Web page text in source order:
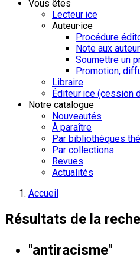
Vous êtes
Lecteur·ice
Auteur·ice
Procédure
Note aux
Soumettre un
Promotion,
Libraire
Éditeur·ice (cession
Notre catalogue
Nouveautés
À paraître
Par bibliothèques
Par collections
Revues
Actualités
Accueil
Résultats de la
"antiracisme"